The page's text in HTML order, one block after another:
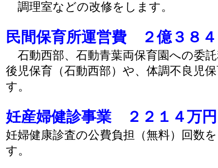
調理室などの改修をします。
民間保育所運営費 ２億３８
石動西部、石動青葉両保育園への委
後児保育（石動西部）や、体調不良児
す。
妊産婦健診事業 ２２１４万円
妊婦健康診査の公費負担（無料）回数
す。